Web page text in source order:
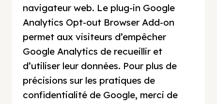
navigateur web. Le plug-in Google
Analytics Opt-out Browser Add-on
permet aux visiteurs d’empêcher
Google Analytics de recueillir et
d’utiliser leur données. Pour plus de
précisions sur les pratiques de
confidentialité de Google, merci de